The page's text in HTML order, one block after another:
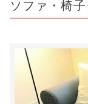
ソファ・椅